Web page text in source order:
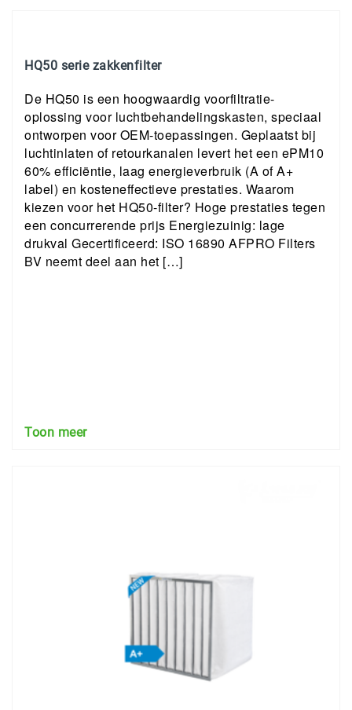
HQ50 serie zakkenfilter
De HQ50 is een hoogwaardig voorfiltratie-
oplossing voor luchtbehandelingskasten, speciaal
ontworpen voor OEM-toepassingen. Geplaatst bij
luchtinlaten of retourkanalen levert het een ePM10
60% efficiëntie, laag energieverbruik (A of A+
label) en kosteneffectieve prestaties. Waarom
kiezen voor het HQ50-filter? Hoge prestaties tegen
een concurrerende prijs Energiezuinig: lage
drukval Gecertificeerd: ISO 16890 AFPRO Filters
BV neemt deel aan het […]
Toon meer